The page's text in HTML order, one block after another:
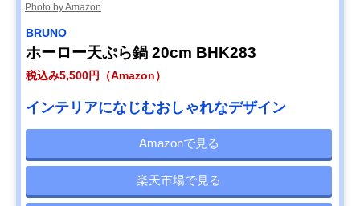
Photo by Amazon
BRUNO
ホーロー天ぷら鍋 20cm BHK283
税込み5,500円（Amazon）
インテリアになじむおしゃれなデザイン
Amazonで見る
楽天市場で見る